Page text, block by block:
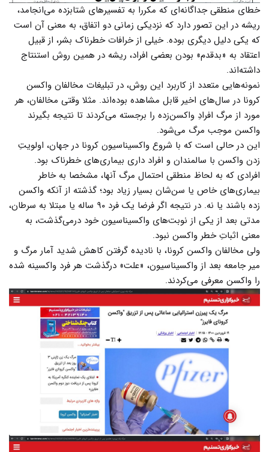
خطای منطقی جداگانه‌ای که مکررا به تفسیرهای شتابزده می‌انجامد،
ریشه در این تصور دارد که نزدیکی زمانی دو اتفاق، به معنی آن است
که یکی دلیل دیگری بوده. خیلی از خرافات خطرناک بشر، از قبیل
اعتقاد به «بدقدم» بودن بعضی افراد، ریشه در همین روش استنتاج
داشته‌اند.
نمونه‌هایی متعدد از کاربرد این روش، در تبلیغات مخالفان واکسن
کرونا در سال‌های اخیر قابل مشاهده بوده‌اند. مثلا وقتی مخالفان، هر
مورد از مرگ افرادِ واکسن‌زده را برجسته می‌کردند تا نتیجه بگیرند
واکسن موجب مرگ می‌شود.
این در حالی است که با شروع واکسیناسیون کرونا در جهان، اولویتِ
زدن واکسن با سالمندان و افراد داری بیماری‌های خطرناک بود.
افرادی که به لحاظ منطقی احتمال مرگ آنها، مشخصا به خاطر
بیماری‌های خاص یا سن‌شان بسیار زیاد بود؛ گذشته از آنکه واکسن
زده باشند یا نه. در نتیجه اگر فرضا یک فرد ۹۰ ساله یا مبتلا به سرطان،
مدتی بعد از یکی از نوبت‌های واکسیناسیون خود درمی‌گذشت، به
معنی اثباتِ خطر واکسن نبود.
ولی مخالفان واکسن کرونا، با نادیده گرفتن کاهش شدید آمار مرگ و
میر جامعه بعد از واکسیناسیون، «علت» درگذشت هر فرد واکسینه شده
را واکسن معرفی می‌کردند.